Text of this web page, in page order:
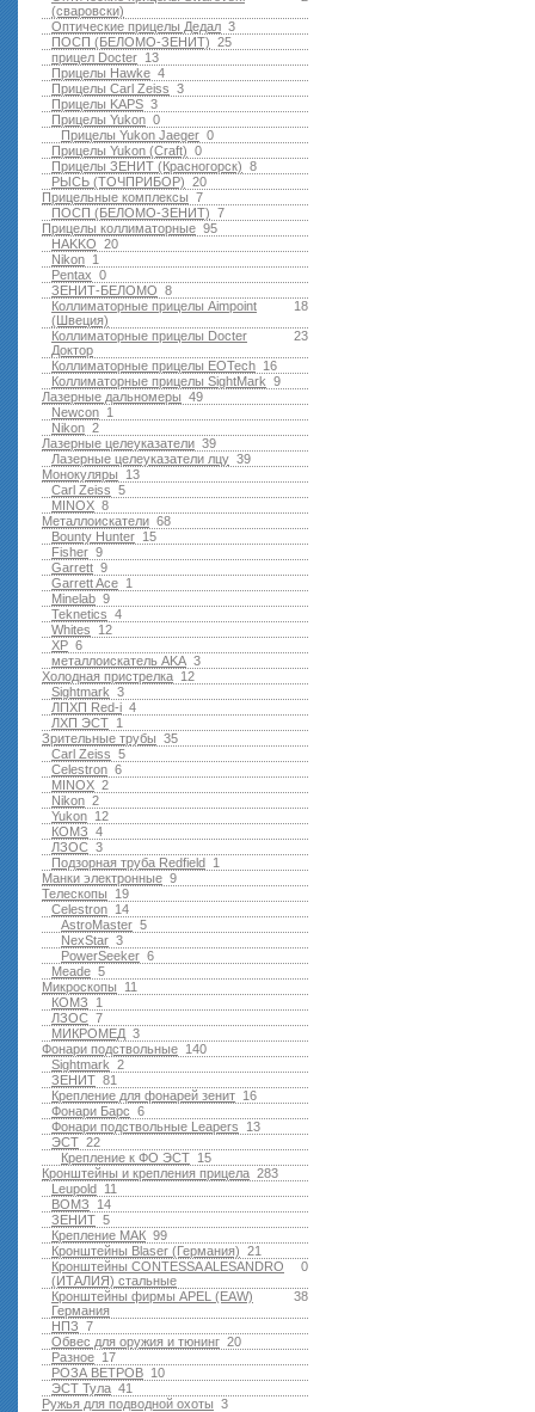
(сваровски)
3
Оптические прицелы Дедал
25
ПОСП (БЕЛОМО-ЗЕНИТ)
13
прицел Docter
4
Прицелы Hawke
3
Прицелы Carl Zeiss
3
Прицелы KAPS
0
Прицелы Yukon
0
Прицелы Yukon Jaeger
0
Прицелы Yukon (Craft)
8
Прицелы ЗЕНИТ (Красногорск)
20
РЫСЬ (ТОЧПРИБОР)
7
Прицельные комплексы
7
ПОСП (БЕЛОМО-ЗЕНИТ)
95
Прицелы коллиматорные
20
HAKKO
1
Nikon
0
Pentax
8
ЗЕНИТ-БЕЛОМО
18
Коллиматорные прицелы Aimpoint
(Швеция)
23
Коллиматорные прицелы Docter
Доктор
16
Коллиматорные прицелы EOTech
9
Коллиматорные прицелы SightMark
49
Лазерные дальномеры
1
Newcon
2
Nikon
39
Лазерные целеуказатели
39
Лазерные целеуказатели лцу
13
Монокуляры
5
Carl Zeiss
8
MINOX
68
Металлоискатели
15
Bounty Hunter
9
Fisher
9
Garrett
1
Garrett Ace
9
Minelab
4
Teknetics
12
Whites
6
XP
3
металлоискатель AKA
12
Холодная пристрелка
3
Sightmark
4
ЛПХП Red-i
1
ЛХП ЭСТ
35
Зрительные трубы
5
Carl Zeiss
6
Celestron
2
MINOX
2
Nikon
12
Yukon
4
КОМЗ
3
ЛЗОС
1
Подзорная труба Redfield
9
Манки электронные
19
Телескопы
14
Celestron
5
AstroMaster
3
NexStar
6
PowerSeeker
5
Meade
11
Микроскопы
1
КОМЗ
7
ЛЗОС
3
МИКРОМЕД
140
Фонари подствольные
2
Sightmark
81
ЗЕНИТ
16
Крепление для фонарей зенит
6
Фонари Барс
13
Фонари подствольные Leapers
22
ЭСТ
15
Крепление к ФО ЭСТ
283
Кронштейны и крепления прицела
11
Leupold
14
ВОМЗ
5
ЗЕНИТ
99
Крепление МАК
21
Кронштейны Blaser (Германия)
0
Кронштейны CONTESSA ALESANDRO
(ИТАЛИЯ) стальные
38
Кронштейны фирмы APEL (EAW)
Германия
7
НПЗ
20
Обвес для оружия и тюнинг
17
Разное
10
РОЗА ВЕТРОВ
41
ЭСТ Тула
3
Ружья для подводной оxоты